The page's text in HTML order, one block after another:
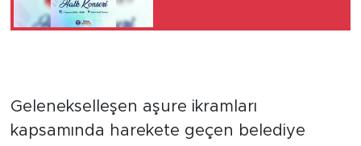
Gelenekselleşen aşure ikramları
kapsamında harekete geçen belediye